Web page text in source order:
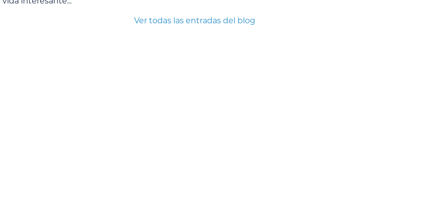
Ver todas las entradas del blog